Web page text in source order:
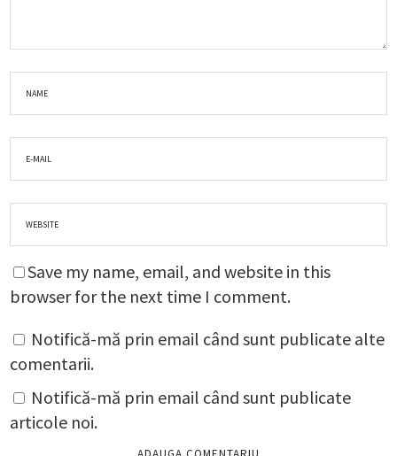
Save my name, email, and website in this
browser for the next time I comment.
Notifică-mă prin email când sunt publicate alte
comentarii.
Notifică-mă prin email când sunt publicate
articole noi.